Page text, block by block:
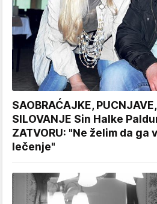
SAOBRAĆAJKE,
SILOVANJE Sin Halke
ZATVORU: "Ne želim da ga
lečenje"